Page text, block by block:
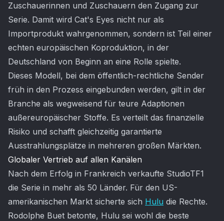
Zuschauerinnen und Zuschauern den Zugang zur
Serie. Damit wird Cat's Eyes nicht nur als
Importprodukt wahrgenommen, sondern ist Teil einer
echten europäischen Koproduktion, in der
Deutschland von Beginn an eine Rolle spielte.
Dieses Modell, bei dem öffentlich-rechtliche Sender
früh in den Prozess eingebunden werden, gilt in der
Branche als wegweisend für teure Adaptionen
außereuropäischer Stoffe. Es verteilt das finanzielle
Risiko und schafft gleichzeitig garantierte
Ausstrahlungsplätze in mehreren großen Märkten.
Globaler Vertrieb auf allen Kanälen
Nach dem Erfolg in Frankreich verkaufte StudioTF1
die Serie in mehr als 50 Länder. Für den US-
amerikanischen Markt sicherte sich Hulu die Rechte.
Rodolphe Buet betonte, Hulu sei wohl die beste